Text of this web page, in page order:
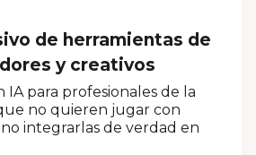
de herramientas de
y creativos
IA para profesionales de la
no quieren jugar con
integrarlas de verdad en